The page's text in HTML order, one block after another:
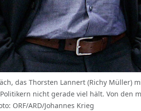
das Thorsten Lannert (Richy Müller)
nicht gerade viel hält. Von den
ORF/ARD/Johannes Krieg